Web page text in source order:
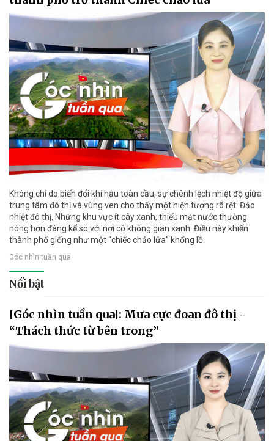
Không chỉ do biến đổi khí hậu toàn cầu, sự chênh lệch nhiệt độ giữa
trung tâm đô thị và vùng ven cho thấy một hiện tượng rõ rệt: Đảo
nhiệt đô thị. Những khu vực ít cây xanh, thiếu mặt nước thường
nóng hơn đáng kể so với nơi có không gian xanh. Điều này khiến
thành phố giống như một “chiếc chảo lửa” khổng lồ.
Góc nhìn tuần qua
Nổi bật
[Góc nhìn tuần qua]: Mưa cực đoan đô thị -
“Thách thức từ bên trong”